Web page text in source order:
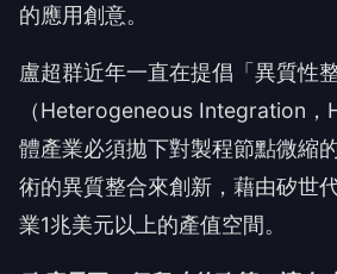
的應用創意。
盧超群近年一直在提倡「異質性整
（Heterogeneous Integration，
體產業必須拋下對製程節點微縮
術的異質整合來創新，藉由矽世
業1兆美元以上的產值空間。